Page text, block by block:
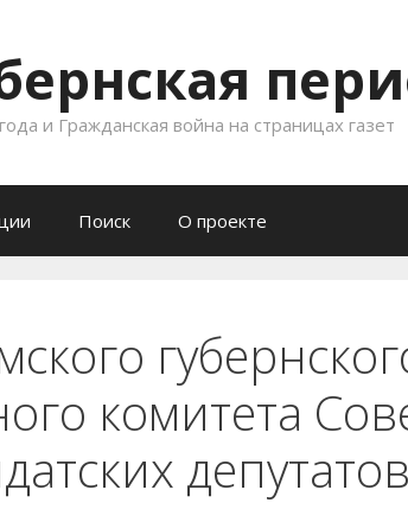
и Гражданская война на страницах газет
Поиск О проекте
комитета